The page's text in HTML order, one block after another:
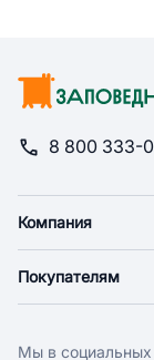
8 800 333-
Компания
Новости
Поставщикам
Покупателям
Оплата
Мы в социальных